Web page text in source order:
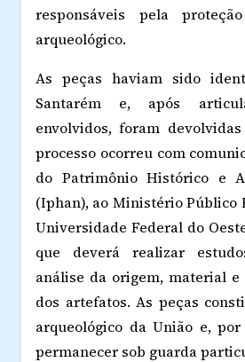
responsáveis pela
arqueológico.
As peças haviam sido
Santarém e, após
envolvidos, foram
processo ocorreu com
do Patrimônio Histórico e
(Iphan), ao Ministério Público
Universidade Federal do
que deverá realizar
análise da origem, material
dos artefatos. As peças
arqueológico da União e,
permanecer sob guarda